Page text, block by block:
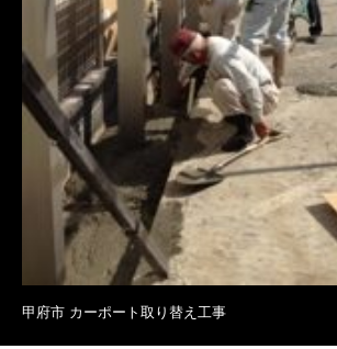
甲府市 カーポート取り替え工事